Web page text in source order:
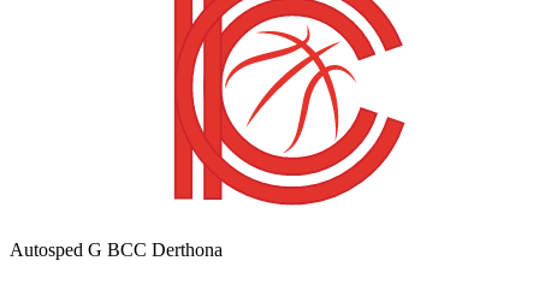
Autosped G BCC Derthona